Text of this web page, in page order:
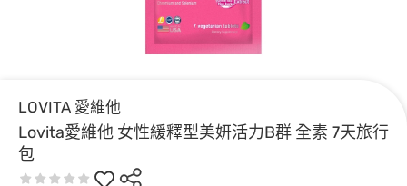
LOVITA 愛維他
Lovita愛維他 女性緩釋型美妍活力B群 全素 7天旅行
包